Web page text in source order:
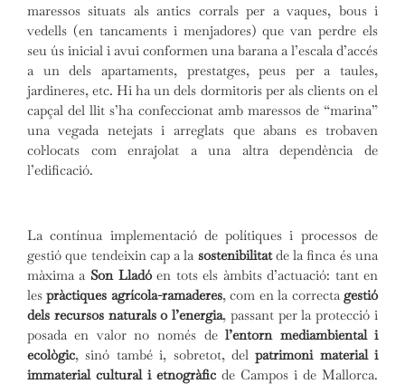
maressos situats als antics corrals per a vaques, bous i
vedells (en tancaments i menjadores) que van perdre els
seu ús inicial i avui conformen una barana a l’escala d’accés
a un dels apartaments, prestatges, peus per a taules,
jardineres, etc. Hi ha un dels dormitoris per als clients on el
capçal del llit s’ha confeccionat amb maressos de “marina”
una vegada netejats i arreglats que abans es trobaven
col·locats com enrajolat a una altra dependència de
l’edificació.
La contínua implementació de polítiques i processos de
gestió que tendeixin cap a la sostenibilitatde la finca és una
màxima a Son Lladóen tots els àmbits d’actuació: tant en
lespràctiques agrícola-ramaderes, com en la correcta gestió
dels recursos naturals o l’energia, passant per la protecció i
posada en valor no només del’entorn mediambiental i
ecològic, sinó també i, sobretot, delpatrimoni material i
immaterial cultural i etnogràfic de Campos i de Mallorca.